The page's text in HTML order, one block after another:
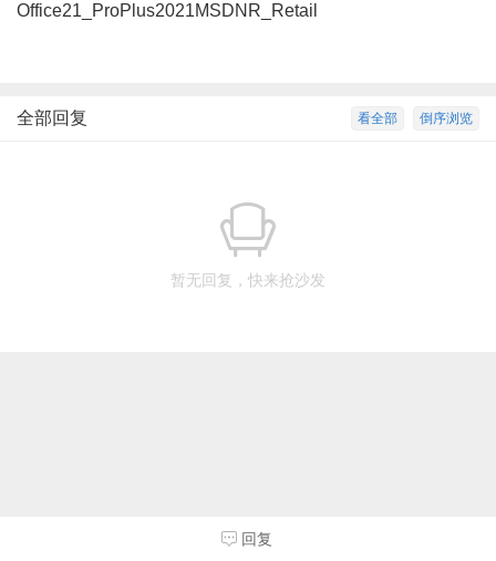
Office21_ProPlus2021MSDNR_Retail
倒序浏览
看全部
全部回复
暂无回复，快来抢沙发
回复